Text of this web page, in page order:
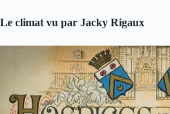
Le climat vu par Jacky Rigaux